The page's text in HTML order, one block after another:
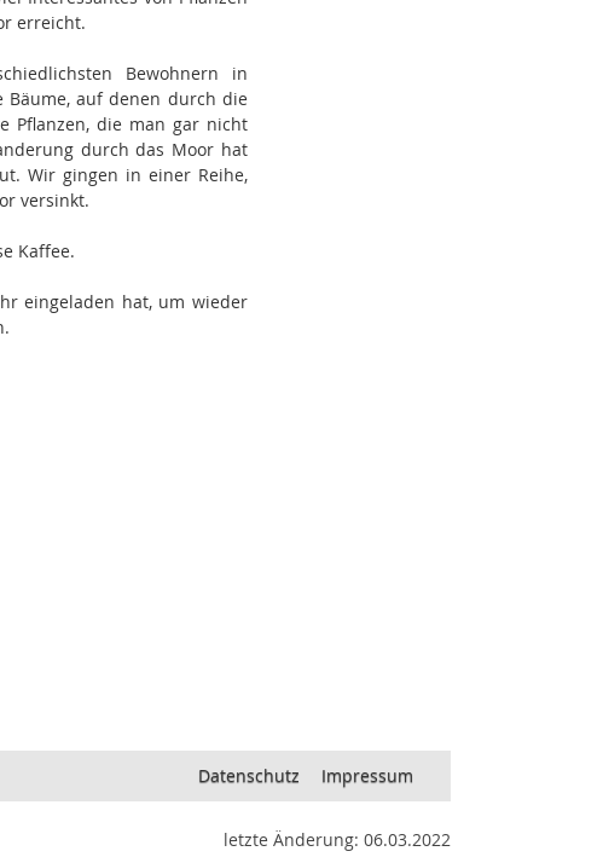
erreicht.
Bewohnern in
Bäume, auf denen durch die
Pflanzen, die man gar nicht
durch das Moor hat
Wir gingen in einer Reihe,
versinkt.
Kaffee.
eingeladen hat, um wieder
Datenschutz Impressum
letzte Änderung: 06.03.2022